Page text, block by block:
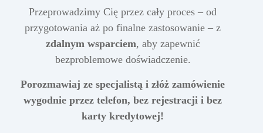
Przeprowadzimy Cię przez cały proces – od
przygotowania aż po finalne zastosowanie – z
zdalnym wsparciem, aby zapewnić
bezproblemowe doświadczenie.
Porozmawiaj ze specjalistą i złóż zamówienie
wygodnie przez telefon, bez rejestracji i bez
karty kredytowej!